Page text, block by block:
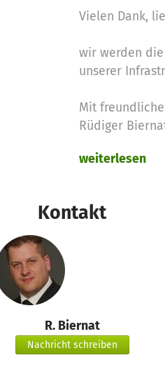
Vielen Dank,
wir werden
unserer
Mit
Rüdiger
weiterlesen
Kontakt
R. Biernat
Nachricht schreiben